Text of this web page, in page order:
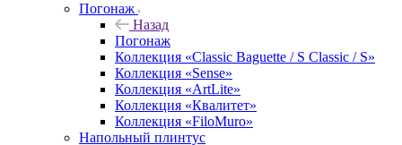
Погонаж
Назад
Погонаж
Коллекция «Classic Baguette / S Classic / S»
Коллекция «Sense»
Коллекция «ArtLite»
Коллекция «Квалитет»
Коллекция «FiloMuro»
Напольный плинтус